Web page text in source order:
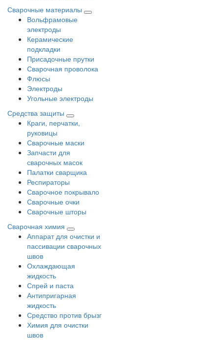
Сварочные материалы
Вольфрамовые
электроды
Керамические
подкладки
Присадочные прутки
Сварочная проволока
Флюсы
Электроды
Угольные электроды
Средства защиты
Краги, перчатки,
руковицы
Сварочные маски
Запчасти для
сварочных масок
Палатки сварщика
Респираторы
Сварочное покрывало
Сварочные очки
Сварочные шторы
Сварочная химия
Аппарат для очистки и
пассивации сварочных
швов
Охлаждающая
жидкость
Спрей и паста
Антипригарная
жидкость
Средство против брызг
Химия для очистки
швов